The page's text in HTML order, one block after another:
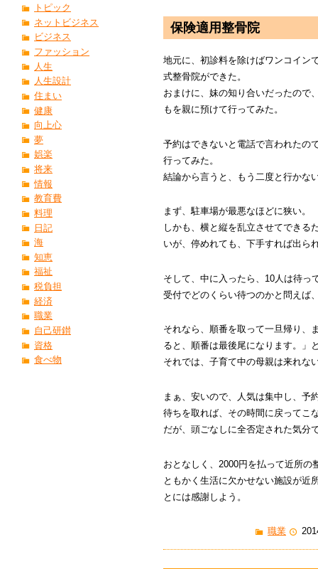
保険適用整骨院
地元に、初診料を除けばワンコイン
式整骨院ができた。
おまけに、妹の知り合いだったので
もを親に預けて行ってみた。
予約はできないと電話で言われたの
行ってみた。
結論から言うと、もう二度と行かな
まず、駐車場が最悪なほどに狭い。
しかも、横と縦を乱立させてできる
いが、停めれても、下手すれば出ら
そして、中に入ったら、10人は待っ
受付でどのくらい待つのかと問えば
それなら、順番を取って一旦帰り、
ると、順番は最後尾になります。」
それでは、子育て中の母親は来れな
まぁ、安いので、人気は集中し、予
待ちを取れば、その時間に戻ってこ
だが、頭ごなしに全否定された気分
おとなしく、2000円を払って近所の
ともかく生活に欠かせない施設が近
とには感謝しよう。
職業
トピック
ネットビジネス
ビジネス
ファッション
人生
人生設計
住まい
健康
向上心
夢
娯楽
将来
情報
教育費
料理
日記
海
知恵
福祉
税負担
経済
職業
自己研鑚
資格
食べ物